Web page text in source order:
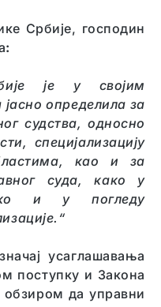
Србије, господин
:
је у својим
определила за
судства, односно
специјализацију
као и за
суда, како у
и у погледу
усаглашавања
поступку и Закона
да управни